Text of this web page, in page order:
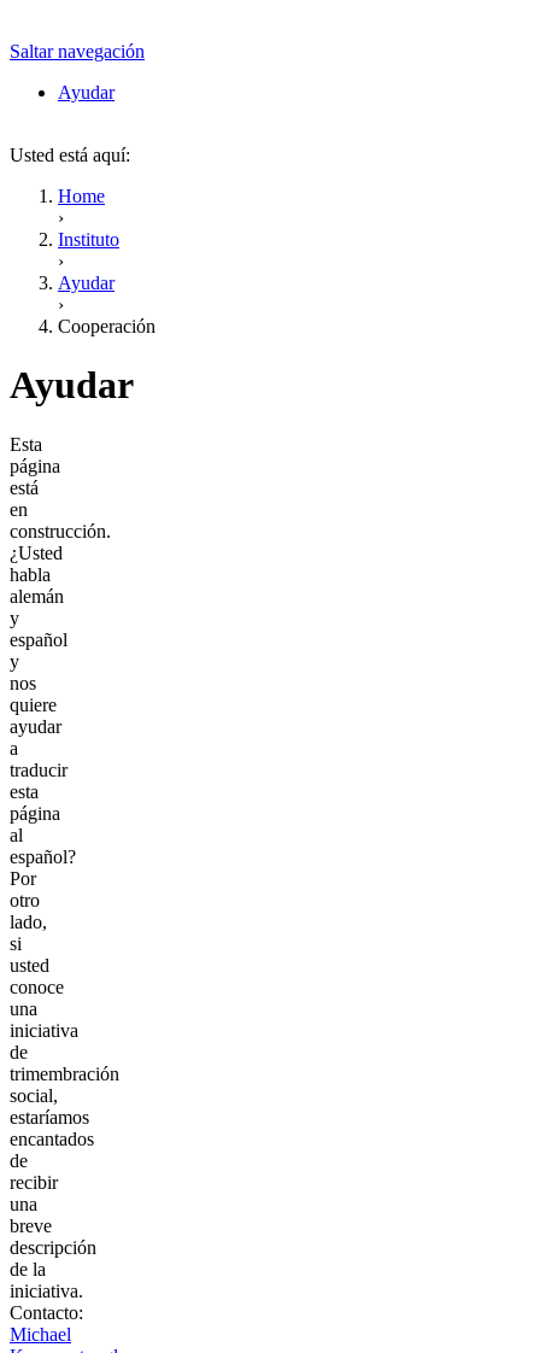
Saltar navegación
Ayudar
Usted está aquí:
Home
›
Instituto
›
Ayudar
›
Cooperación
Ayudar
Esta
página
está
en
construcción.
¿Usted
habla
alemán
y
español
y
nos
quiere
ayudar
a
traducir
esta
página
al
español?
Por
otro
lado,
si
usted
conoce
una
iniciativa
de
trimembración
social,
estaríamos
encantados
de
recibir
una
breve
descripción
de la
iniciativa.
Contacto:
Michael